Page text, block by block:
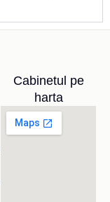
Cabinetul pe
harta